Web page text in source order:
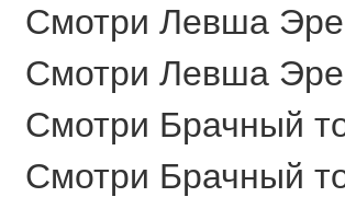
Смотри Левша
Смотри Левша
Смотри Брачный
Смотри Брачный